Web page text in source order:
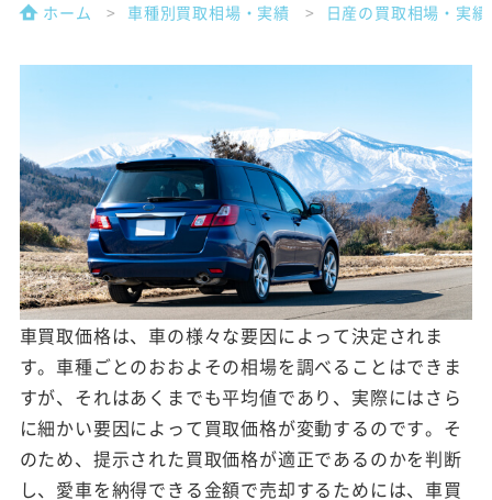
ホーム 車種別買取相場・実績 日産の買取相場・実績
車買取価格は、車の様々な要因によって決定されま
す。車種ごとのおおよその相場を調べることはできま
すが、それはあくまでも平均値であり、実際にはさら
に細かい要因によって買取価格が変動するのです。そ
のため、提示された買取価格が適正であるのかを判断
し、愛車を納得できる金額で売却するためには、車買